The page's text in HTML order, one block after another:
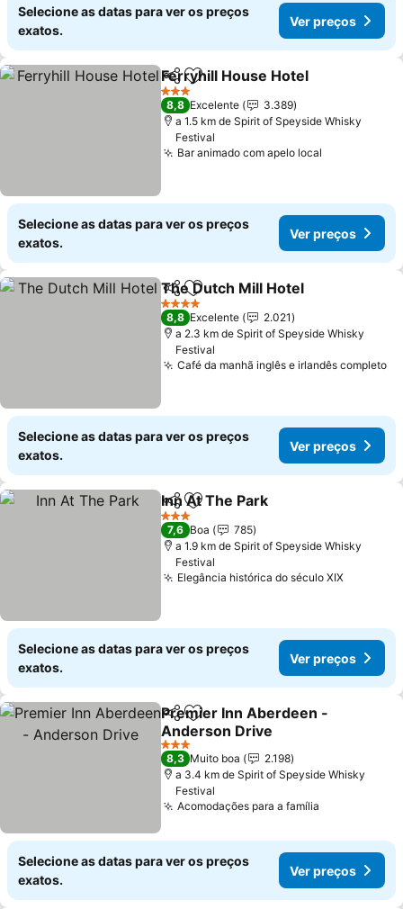
Selecione as datas para ver os preços
exatos.
Ver preços
PartilharAdicionar aos favoritos
Ferryhill House Hotel
3 Estrelas
8,8 Excelente
3.389
a 1.5 km de Spirit of Speyside Whisky
Festival
Bar animado com apelo local
Selecione as datas para ver os preços
exatos.
Ver preços
PartilharAdicionar aos favoritos
The Dutch Mill Hotel
4 Estrelas
8,8 Excelente
2.021
a 2.3 km de Spirit of Speyside Whisky
Festival
Café da manhã inglês e irlandês completo
Selecione as datas para ver os preços
exatos.
Ver preços
PartilharAdicionar aos favoritos
Inn At The Park
3 Estrelas
7,6 Boa
785
a 1.9 km de Spirit of Speyside Whisky
Festival
Elegância histórica do século XIXVer
Selecione as datas para ver os preços
exatos.
Ver preços
PartilharAdicionar aos favoritos
Premier Inn Aberdeen -
Anderson Drive
Ver preços
3 Estrelas
8,3 Muito boa
2.198
a 3.4 km de Spirit of Speyside Whisky
Festival
Acomodações para a família
Selecione as datas para ver os preços
exatos.
Ver preços